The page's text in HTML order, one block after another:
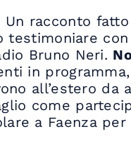
Un racconto
testimoniare
Bruno Neri.
in
all’estero da
come
a Faenza per